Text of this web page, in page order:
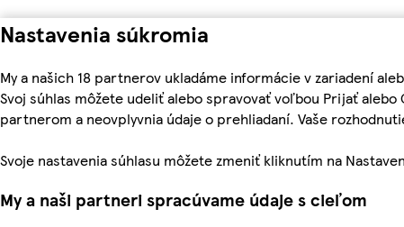
Nastavenia súkromia
My a našich 18 partnerov ukladáme informácie v zariadení
Svoj súhlas môžete udeliť alebo spravovať voľbou Prijať
partnerom a neovplyvnia údaje o prehliadaní. Vaše
Svoje nastavenia súhlasu môžete zmeniť kliknutím na
My a naši partneri spracúvame údaje s cieľom